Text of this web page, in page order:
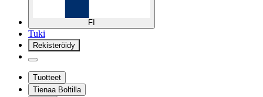
FI
Tuki
Rekisteröidy
Tuotteet
Tienaa Boltilla